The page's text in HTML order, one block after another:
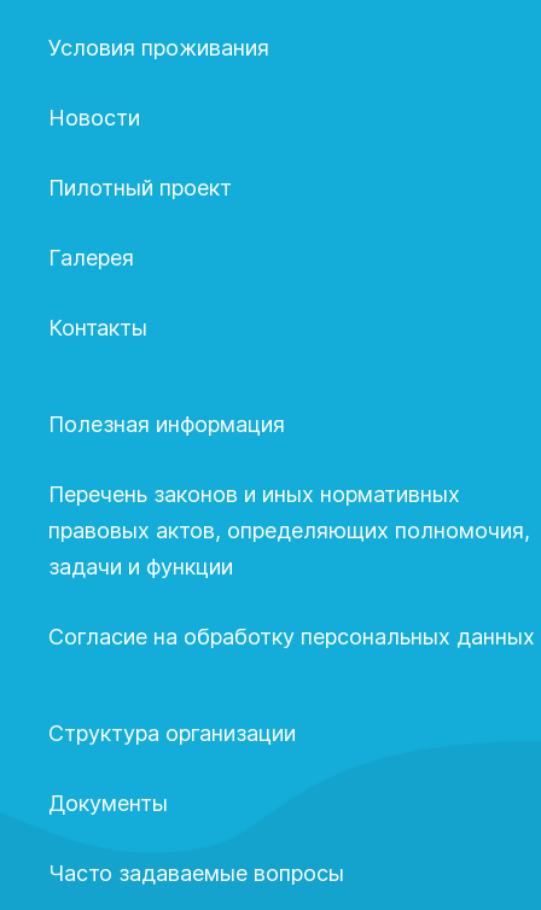
Условия проживания
Новости
Пилотный проект
Галерея
Контакты
Полезная информация
Перечень законов и иных нормативных
правовых актов, определяющих полномочия,
задачи и функции
Согласие на обработку персональных данных
Структура организации
Документы
Часто задаваемые вопросы